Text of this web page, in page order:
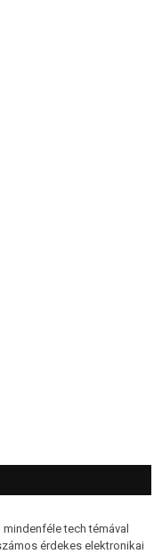
tech témával
érdekes elektronikai